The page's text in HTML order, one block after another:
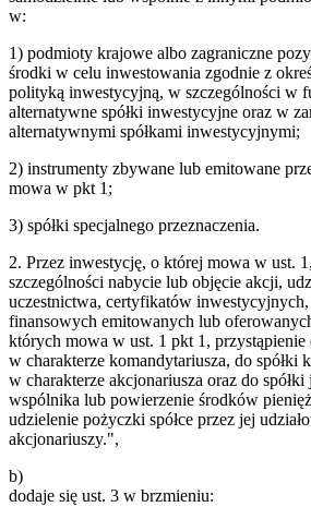
w:
1) podmioty krajowe albo zagraniczne
środki w celu inwestowania zgodnie z
polityką inwestycyjną, w szczególności w
alternatywne spółki inwestycyjne oraz w
alternatywnymi spółkami inwestycyjnymi;
2) instrumenty zbywane lub emitowane
mowa w pkt 1;
3) spółki specjalnego przeznaczenia.
2. Przez inwestycję, o której mowa w ust.
szczególności nabycie lub objęcie akcji,
uczestnictwa, certyfikatów
finansowych emitowanych lub
których mowa w ust. 1 pkt 1, przystąpienie
w charakterze komandytariusza, do spółki
w charakterze akcjonariusza oraz do
wspólnika lub powierzenie środków
udzielenie pożyczki spółce przez jej
akcjonariuszy.",
b)
dodaje się ust. 3 w brzmieniu: